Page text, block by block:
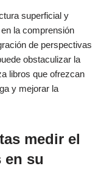
superficial y
la comprensión
de perspectivas
obstaculizar la
libros que ofrezcan
y mejorar la
medir el
en su